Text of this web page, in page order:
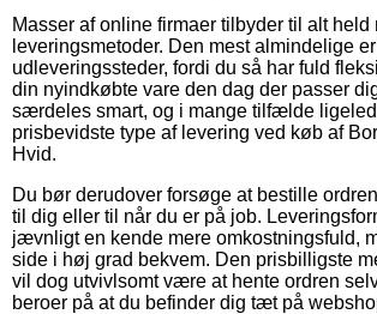
Masser af online firmaer tilbyder til alt
leveringsmetoder. Den mest almindelige
udleveringssteder, fordi du så har fuld
din nyindkøbte vare den dag der passer
særdeles smart, og i mange tilfælde
prisbevidste type af levering ved køb af
Hvid.
Du bør derudover forsøge at bestille
til dig eller til når du er på job.
jævnligt en kende mere omkostningsfuld,
side i høj grad bekvem. Den prisbilligste
vil dog utvivlsomt være at hente ordren
beroer på at du befinder dig tæt på